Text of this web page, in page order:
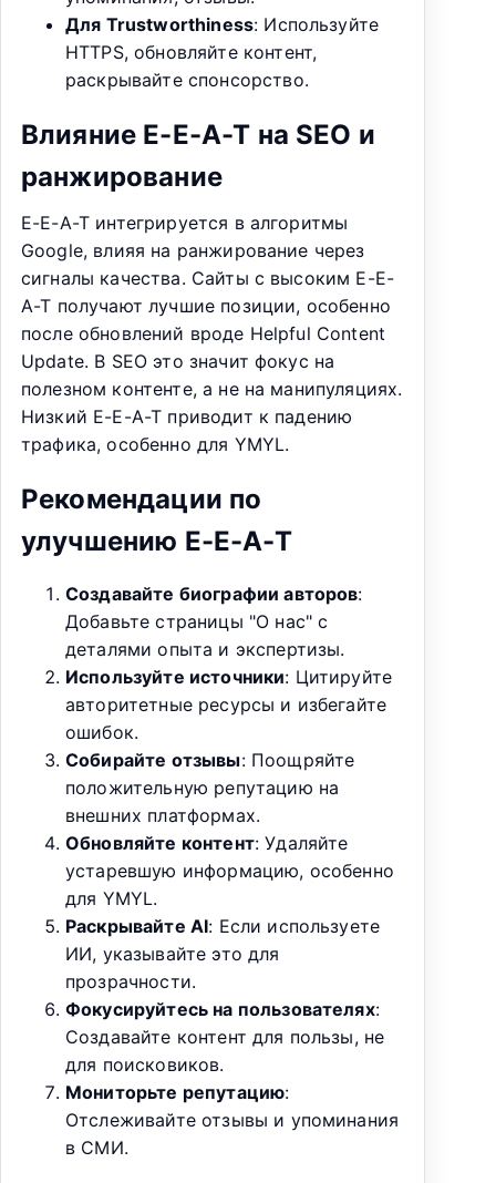
Для Trustworthiness: Используйте
HTTPS, обновляйте контент,
раскрывайте спонсорство.
Влияние E-E-A-T на SEO и
ранжирование
E-E-A-T интегрируется в алгоритмы
Google, влияя на ранжирование через
сигналы качества. Сайты с высоким E-E-
A-T получают лучшие позиции, особенно
после обновлений вроде Helpful Content
Update. В SEO это значит фокус на
полезном контенте, а не на манипуляциях.
Низкий E-E-A-T приводит к падению
трафика, особенно для YMYL.
Рекомендации по
улучшению E-E-A-T
Создавайте биографии авторов:
Добавьте страницы "О нас" с
деталями опыта и экспертизы.
Используйте источники: Цитируйте
авторитетные ресурсы и избегайте
ошибок.
Собирайте отзывы: Поощряйте
положительную репутацию на
внешних платформах.
Обновляйте контент: Удаляйте
устаревшую информацию, особенно
для YMYL.
Раскрывайте AI: Если используете
ИИ, указывайте это для
прозрачности.
Фокусируйтесь на пользователях:
Создавайте контент для пользы, не
для поисковиков.
Мониторьте репутацию:
Отслеживайте отзывы и упоминания
в СМИ.